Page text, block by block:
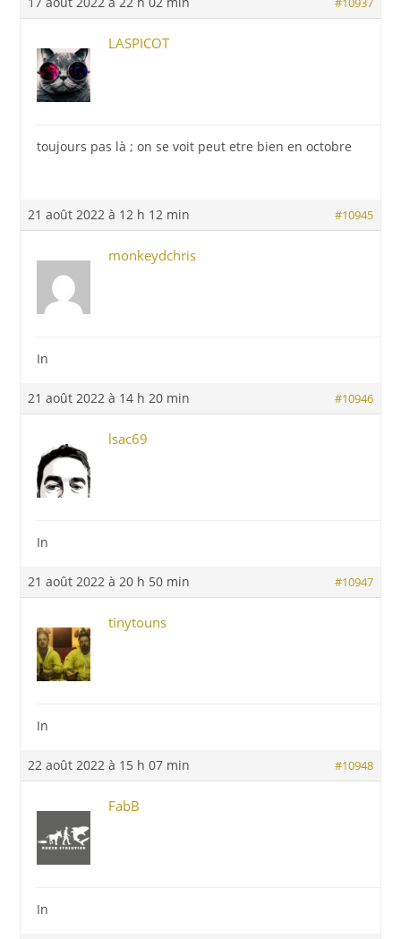
LASPICOT
toujours pas là ; on se voit peut etre bien en octobre
21 août 2022 à 12 h 12 min #10945
monkeydchris
In
21 août 2022 à 14 h 20 min #10946
lsac69
In
21 août 2022 à 20 h 50 min #10947
tinytouns
In
22 août 2022 à 15 h 07 min #10948
FabB
In